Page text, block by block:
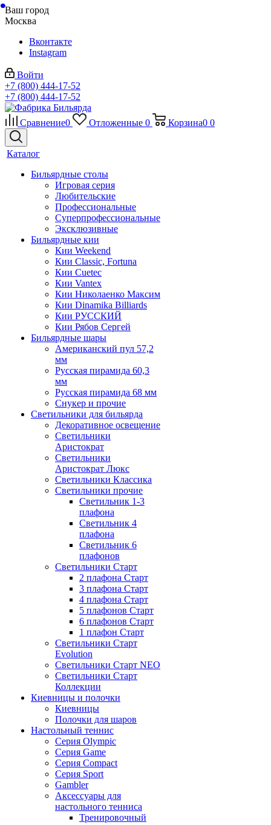
Ваш город
Москва
Вконтакте
Instagram
Войти
+7 (800) 444-17-52
+7 (800) 444-17-52
Сравнение0 Отложенные 0 Корзина0 0
Каталог
Бильярдные столы
Игровая серия
Любительские
Профессиональные
Суперпрофессиональные
Эксклюзивные
Бильярдные кии
Кии Weekend
Кии Classic, Fortuna
Кии Cuetec
Кии Vantex
Кии Николаенко Максим
Кии Dinamika Billiards
Кии РУССКИЙ
Кии Рябов Сергей
Бильярдные шары
Американский пул 57,2
мм
Русская пирамида 60,3
мм
Русская пирамида 68 мм
Снукер и прочие
Светильники для бильярда
Декоративное освещение
Светильники
Аристократ
Светильники
Аристократ Люкс
Светильники Классика
Светильники прочие
Светильник 1-3
плафона
Светильник 4
плафона
Светильник 6
плафонов
Светильники Старт
2 плафона Старт
3 плафона Старт
4 плафона Старт
5 плафонов Старт
6 плафонов Старт
1 плафон Старт
Светильники Старт
Evolution
Светильники Старт NEO
Светильники Старт
Коллекции
Киевницы и полочки
Киевницы
Полочки для шаров
Настольный теннис
Серия Olympic
Серия Game
Серия Compact
Серия Sport
Gambler
Аксессуары для
настольного тенниса
Тренировочный